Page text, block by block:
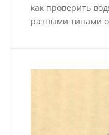
как проверить
разными типами